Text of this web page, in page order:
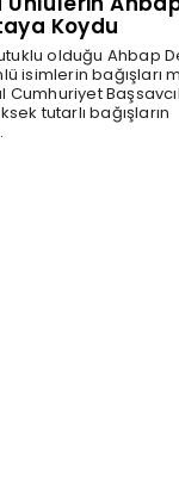
Koydu
olduğu Ahbap
isimlerin bağışları
Cumhuriyet
tutarlı bağışların